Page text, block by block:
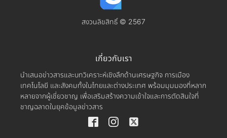
สงวนลิขสิทธิ์ © 2567
เกี่ยวกับเรา
นำเสนอข่าวสารและบทวิเคราะห์เชิงลึกด้านเศรษฐกิจ การเมือง
เทคโนโลยี และสังคมทั้งในไทยและต่างประเทศ พร้อมมุมมองที่หลาก
หลายจากผู้เชี่ยวชาญ เพื่อเสริมสร้างความเข้าใจและการตัดสินใจที่
ชาญฉลาดในยุคข้อมูลข่าวสาร